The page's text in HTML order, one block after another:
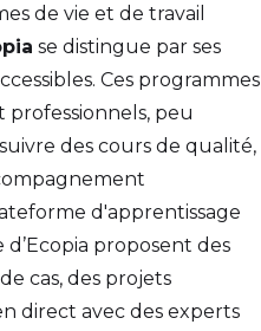
de vie et de travail
se distingue par ses
Ces programmes
peu
des cours de qualité,
d'apprentissage
proposent des
cas, des projets
direct avec des experts